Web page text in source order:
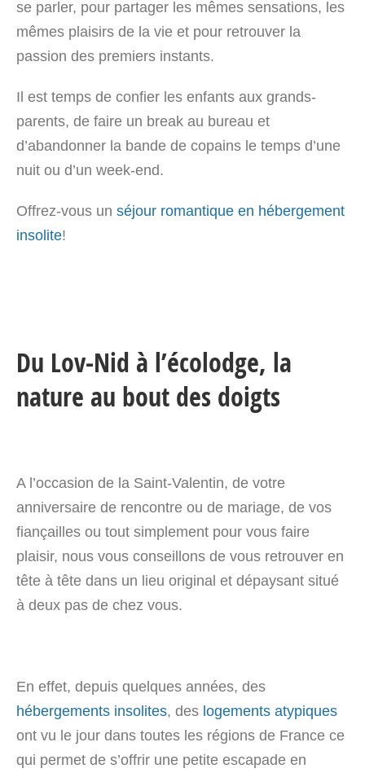
se parler, pour partager les mêmes sensations, les
mêmes plaisirs de la vie et pour retrouver la
passion des premiers instants.
Il est temps de confier les enfants aux grands-
parents, de faire un break au bureau et
d’abandonner la bande de copains le temps d’une
nuit ou d’un week-end.
Offrez-vous un séjour romantique en hébergement
insolite!
Du Lov-Nid à l’écolodge, la
nature au bout des doigts
A l’occasion de la Saint-Valentin, de votre
anniversaire de rencontre ou de mariage, de vos
fiançailles ou tout simplement pour vous faire
plaisir, nous vous conseillons de vous retrouver en
tête à tête dans un lieu original et dépaysant situé
à deux pas de chez vous.
En effet, depuis quelques années, des
hébergements insolites, des logements atypiques
ont vu le jour dans toutes les régions de France ce
qui permet de s’offrir une petite escapade en